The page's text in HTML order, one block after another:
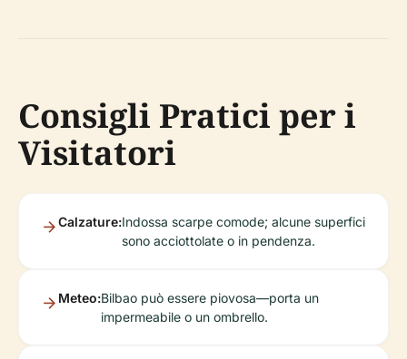
Consigli Pratici per i
Visitatori
Calzature:Indossa scarpe comode; alcune superfici
sono acciottolate o in pendenza.
Meteo:Bilbao può essere piovosa—porta un
impermeabile o un ombrello.